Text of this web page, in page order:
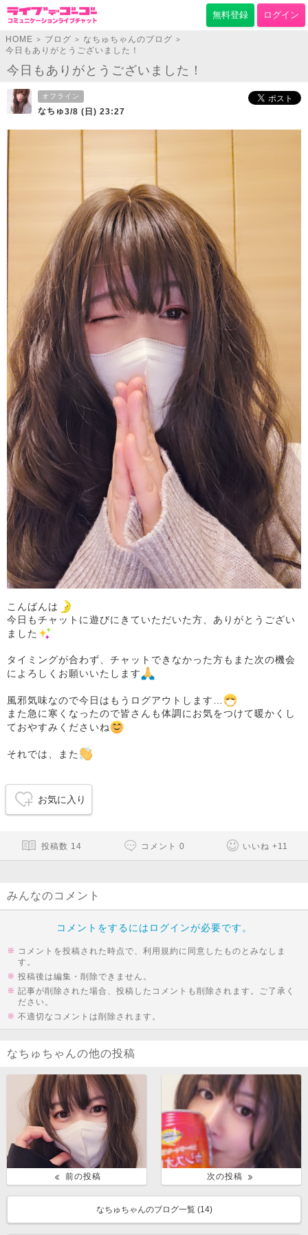
無料登録 ログイン
HOME > ブログ > なちゅちゃんのブログ >
今日もありがとうございました！
今日もありがとうございました！
オフライン
なちゅ3/8 (日) 23:27
こんばんは
今日もチャットに遊びにきていただいた方、ありがとうござい
ました
タイミングが合わず、チャットできなかった方もまた次の機会
によろしくお願いいたします
風邪気味なので今日はもうログアウトします…
また急に寒くなったので皆さんも体調にお気をつけて暖かくし
ておやすみくださいね
それでは、また
お気に入り
投稿数 14 コメント 0 いいね +11
みんなのコメント
コメントをするにはログインが必要です。
コメントを投稿された時点で、利用規約に同意したものとみなしま
す。
投稿後は編集・削除できません。
記事が削除された場合、投稿したコメントも削除されます。ご了承く
ださい。
不適切なコメントは削除されます。
なちゅちゃんの他の投稿
前の投稿 次の投稿
なちゅちゃんのブログ一覧 (14)